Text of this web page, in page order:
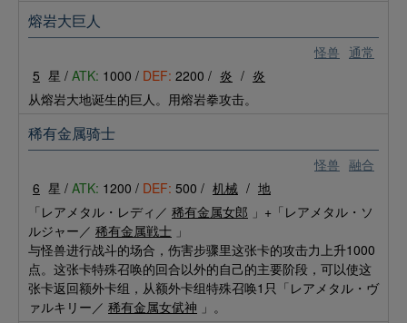
怪兽 通常
熔岩大巨人
5 星 / ATK: 1000 / DEF: 2200 / 炎 / 炎
从熔岩大地诞生的巨人。用熔岩拳攻击。
怪兽 融合
稀有金属骑士
6 星 / ATK: 1200 / DEF: 500 / 机械 / 地
「レアメタル・レディ／ 稀有金属女郎 」+「レアメタル・ソ
ルジャー／ 稀有金属戦士 」
与怪兽进行战斗的场合，伤害步骤里这张卡的攻击力上升1000
点。这张卡特殊召唤的回合以外的自己的主要阶段，可以使这
张卡返回额外卡组，从额外卡组特殊召唤1只「レアメタル・ヴ
ァルキリー／ 稀有金属女倵神 」。